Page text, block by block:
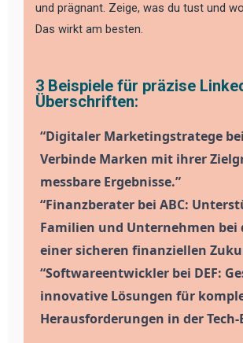
und prägnant. Zeige, was du tust und
Das wirkt am besten.
3 Beispiele für präzise
Überschriften:
“Digitaler Marketingstratege bei
Verbinde Marken mit ihrer
messbare Ergebnisse.”
“Finanzberater bei ABC:
Familien und Unternehmen bei
einer sicheren finanziellen
“Softwareentwickler bei DEF:
innovative Lösungen für
Herausforderungen in der Tech-